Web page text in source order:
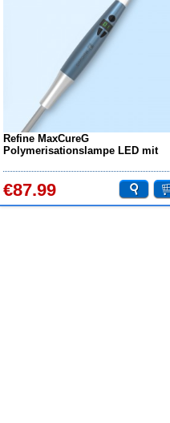
Refine MaxCureG
Polymerisationslampe LED mit
€87.99